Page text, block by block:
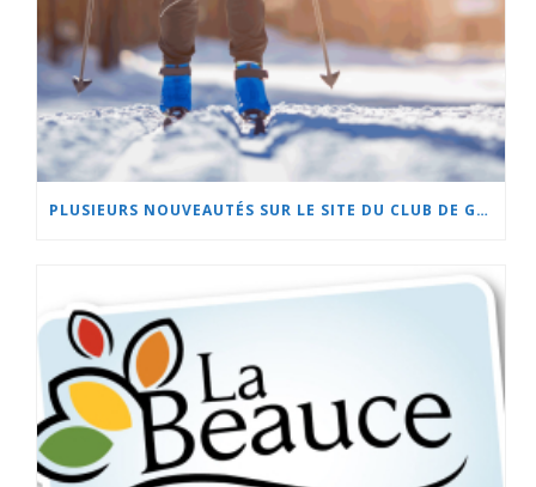
PLUSIEURS NOUVEAUTÉS SUR LE SITE DU CLUB DE GOLF DE BEAUCEVILLE ET À L’HÔTEL LA CACHE DU GOLF!